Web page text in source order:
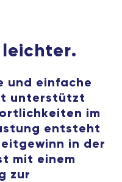
leichter.
und einfache
unterstützt
im
entsteht
in der
mit einem
zur